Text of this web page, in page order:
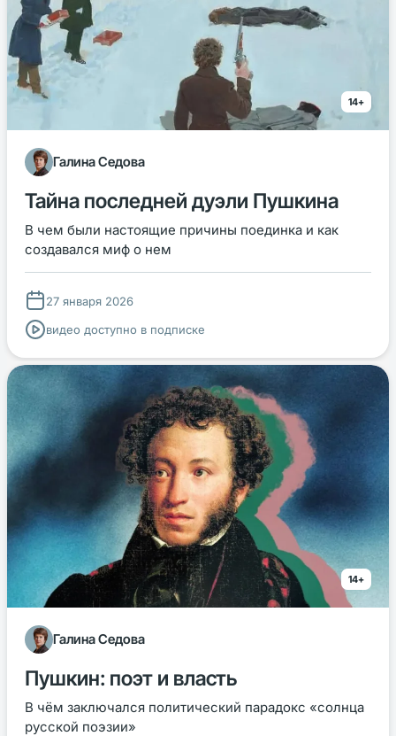
14+
Галина Седова
Тайна последней дуэли Пушкина
В чем были настоящие причины поединка и как
создавался миф о нем
27 января 2026
видео доступно в подписке
14+
Галина Седова
Пушкин: поэт и власть
В чём заключался политический парадокс «солнца
русской поэзии»